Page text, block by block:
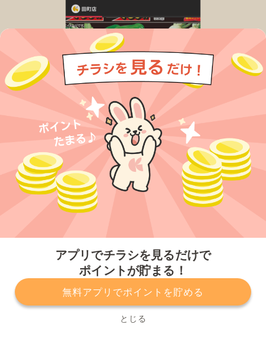
アプリでチラシを見るだけで
ポイントが貯まる！
無料アプリでポイントを貯める
とじる
プライバシーポリシー 利用規約
運営会社
サービスに関してのお問い合わせ